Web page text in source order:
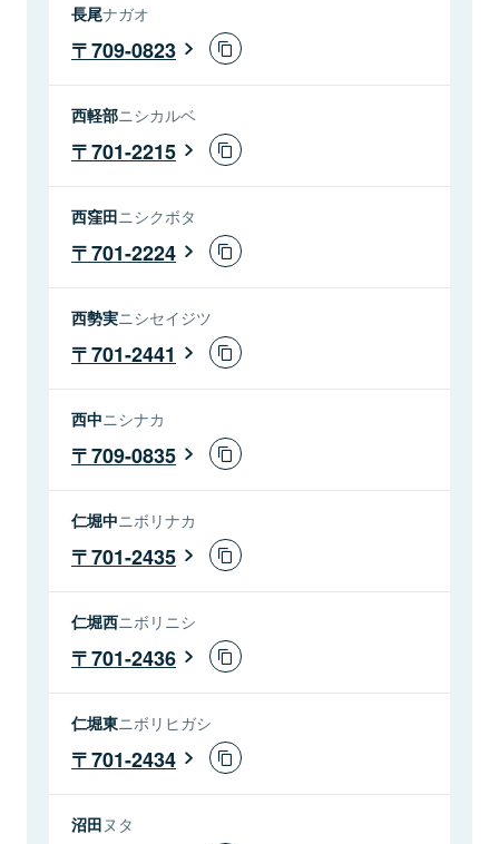
長尾ナガオ
709-0823
西軽部ニシカルベ
701-2215
西窪田ニシクボタ
701-2224
西勢実ニシセイジツ
701-2441
西中ニシナカ
709-0835
仁堀中ニボリナカ
701-2435
仁堀西ニボリニシ
701-2436
仁堀東ニボリヒガシ
701-2434
沼田 ヌタ